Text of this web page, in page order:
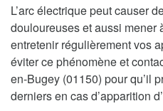
L’arc électrique peut causer
douloureuses et aussi mener
entretenir régulièrement vos
éviter ce phénomène et
en-Bugey (01150) pour qu’il
derniers en cas d’apparition